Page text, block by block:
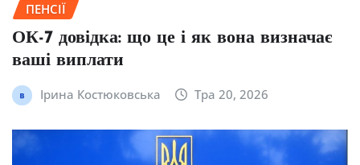
ПЕНСІЇ
ОК-7 довідка: що це і як вона визначає
ваші виплати
Ірина Костюковська Тра 20, 2026